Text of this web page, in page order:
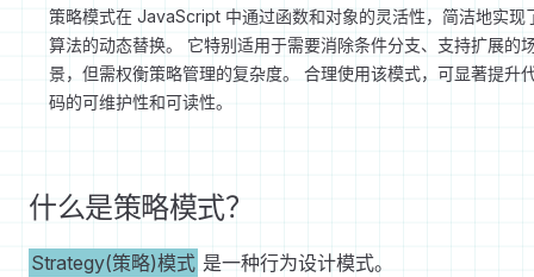
策略模式在 JavaScript 中通过函数和对象的灵活性，简洁地实现
算法的动态替换。 它特别适用于需要消除条件分支、支持扩展的
景，但需权衡策略管理的复杂度。 合理使用该模式，可显著提升
码的可维护性和可读性。
什么是策略模式？
Strategy(策略)模式 是一种行为设计模式。